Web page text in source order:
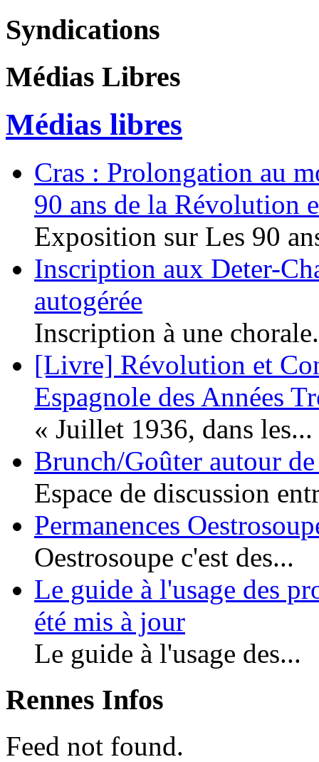
Syndications
Médias Libres
Médias libres
Cras : Prolongation au
90 ans de la Révolution
Exposition sur Les 90
Inscription aux Deter-
autogérée
Inscription à une
[Livre] Révolution et
Espagnole des Années
« Juillet 1936, dans les...
Brunch/Goûter autour de
Espace de discussion
Permanences
Oestrosoupe c'est des...
Le guide à l'usage des
été mis à jour
Le guide à l'usage des...
Rennes Infos
Feed not found.